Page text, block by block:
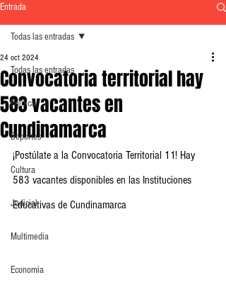
Entrada
Todas las entradas
Política
Deportes
Cultura
Judicial
Multimedia
Economia
Todas las entradas
Convocatoria territorial hay
583 vacantes en
Cundinamarca
24 oct 2024
¡Postúlate a la Convocatoria Territorial 11! Hay
583 vacantes disponibles en las Instituciones
Educativas de Cundinamarca